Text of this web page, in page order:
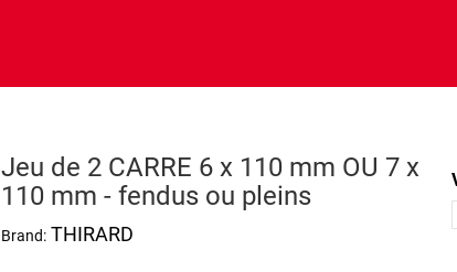
Jeu de 2 CARRE 6 x 110 mm OU 7 x
110 mm - fendus ou pleins
Brand: THIRARD